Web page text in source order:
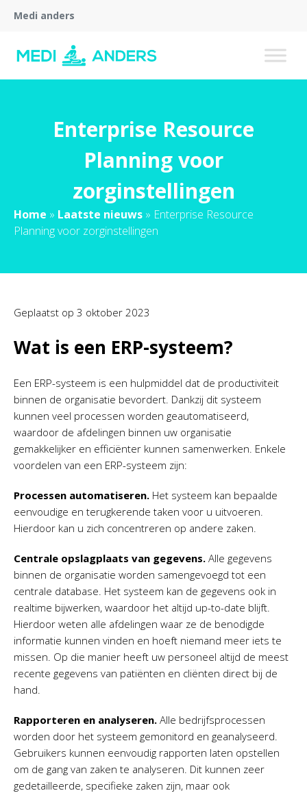
Medi anders
Enterprise Resource
Planning voor
zorginstellingen
Home » Laatste nieuws » Enterprise Resource
Planning voor zorginstellingen
Geplaatst op 3 oktober 2023
Wat is een ERP-systeem?
Een ERP-systeem is een hulpmiddel dat de productiviteit
binnen de organisatie bevordert. Dankzij dit systeem
kunnen veel processen worden geautomatiseerd,
waardoor de afdelingen binnen uw organisatie
gemakkelijker en efficiënter kunnen samenwerken. Enkele
voordelen van een ERP-systeem zijn:
Processen automatiseren. Het systeem kan bepaalde
eenvoudige en terugkerende taken voor u uitvoeren.
Hierdoor kan u zich concentreren op andere zaken.
Centrale opslagplaats van gegevens. Alle gegevens
binnen de organisatie worden samengevoegd tot een
centrale database. Het systeem kan de gegevens ook in
realtime bijwerken, waardoor het altijd up-to-date blijft.
Hierdoor weten alle afdelingen waar ze de benodigde
informatie kunnen vinden en hoeft niemand meer iets te
missen. Op die manier heeft uw personeel altijd de meest
recente gegevens van patiënten en cliënten direct bij de
hand.
Rapporteren en analyseren. Alle bedrijfsprocessen
worden door het systeem gemonitord en geanalyseerd.
Gebruikers kunnen eenvoudig rapporten laten opstellen
om de gang van zaken te analyseren. Dit kunnen zeer
gedetailleerde, specifieke zaken zijn, maar ook